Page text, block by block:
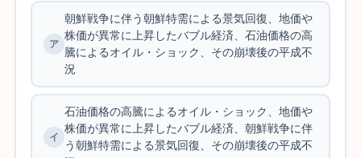
朝鮮戦争に伴う朝鮮特需による景気回復、地価や
株価が異常に上昇したバブル経済、石油価格の高
騰によるオイル・ショック、その崩壊後の平成不
況
石油価格の高騰によるオイル・ショック、地価や
株価が異常に上昇したバブル経済、朝鮮戦争に伴
う朝鮮特需による景気回復、その崩壊後の平成不